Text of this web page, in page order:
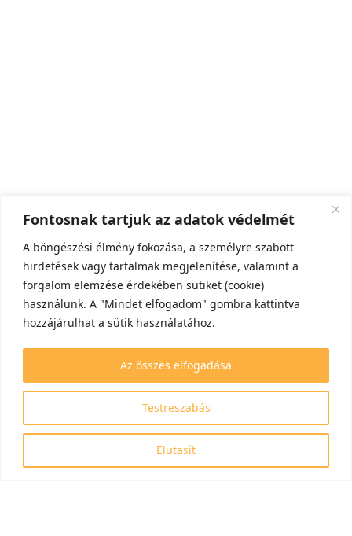
Fontosnak tartjuk az adatok védelmét
A böngészési élmény fokozása, a személyre szabott
hirdetések vagy tartalmak megjelenítése, valamint a
forgalom elemzése érdekében sütiket (cookie)
használunk. A "Mindet elfogadom" gombra kattintva
hozzájárulhat a sütik használatához.
Testreszabás
Elutasít
Az összes elfogadása